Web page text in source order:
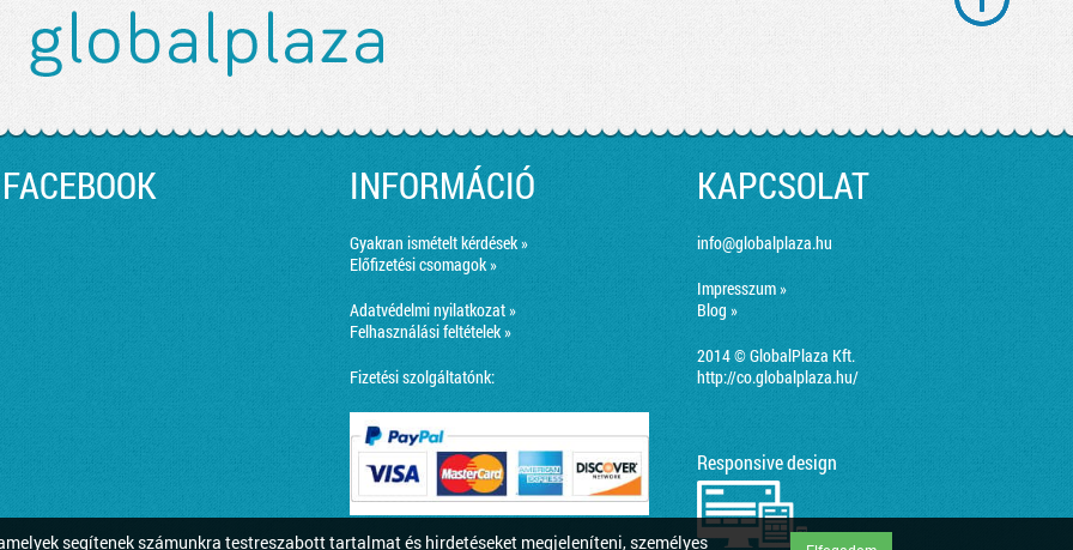
segítenek számunkra testreszabott tartalmat és hirdetéseket megjeleníteni, személyes
FACEBOOK INFORMÁCIÓ
Gyakran ismételt kérdések »
Előfizetési csomagok »
Adatvédelmi nyilatkozat »
Felhasználási feltételek »
Fizetési szolgáltatónk:
KAPCSOLAT
info@globalplaza.hu
Impresszum »
Blog »
2014 © GlobalPlaza Kft.
http://co.globalplaza.hu/
Responsive design